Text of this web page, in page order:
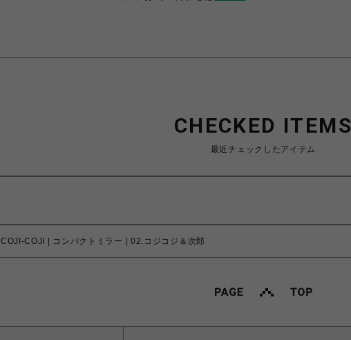
CHECKED ITEMS
最近チェックしたアイテム
COJI-COJI | コンパクトミラー | 02.コジコジ＆次郎